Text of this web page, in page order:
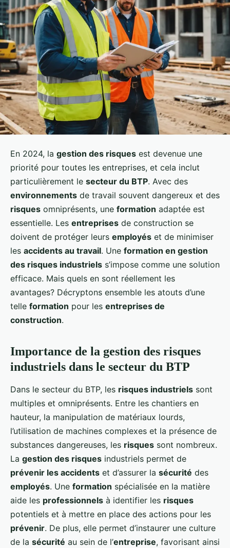
En 2024, la gestion des risques est devenue une
priorité pour toutes les entreprises, et cela inclut
particulièrement le secteur du BTP. Avec des
environnements de travail souvent dangereux et des
risques omniprésents, une formation adaptée est
essentielle. Les entreprises de construction se
doivent de protéger leurs employés et de minimiser
les accidents au travail. Une formation en gestion
des risques industriels s’impose comme une solution
efficace. Mais quels en sont réellement les
avantages? Décryptons ensemble les atouts d’une
telle formation pour les entreprises de
construction.
Importance de la gestion des risques
industriels dans le secteur du BTP
Dans le secteur du BTP, les risques industriels sont
multiples et omniprésents. Entre les chantiers en
hauteur, la manipulation de matériaux lourds,
l’utilisation de machines complexes et la présence de
substances dangereuses, les risques sont nombreux.
La gestion des risques industriels permet de
prévenir les accidents et d’assurer la sécurité des
employés. Une formation spécialisée en la matière
aide les professionnels à identifier les risques
potentiels et à mettre en place des actions pour les
prévenir. De plus, elle permet d’instaurer une culture
de la sécurité au sein de l’entreprise, favorisant ainsi